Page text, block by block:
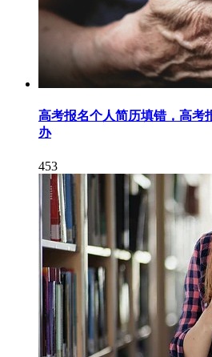
高考报名个人简历填错，高考
办
453